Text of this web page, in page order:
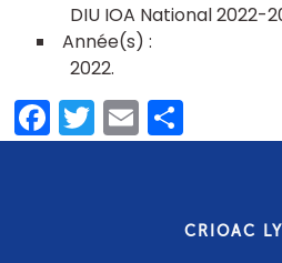
DIU IOA National 2022-
2022
Facebook
Twitter
Email
CRIOAC